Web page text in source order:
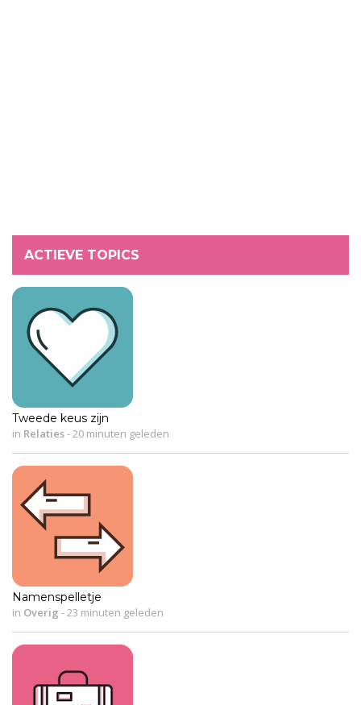
ACTIEVE TOPICS
Tweede keus zijn
in Relaties-20 minuten geleden
Namenspelletje
in Overig -23 minuten geleden